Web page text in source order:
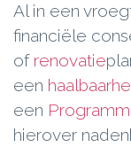
Al in een
financiële
of renovatie
een
een
hierover